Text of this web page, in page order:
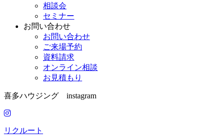
相談会
セミナー
お問い合わせ
お問い合わせ
ご来場予約
資料請求
オンライン相談
お見積もり
喜多ハウジング instagram
リクルート